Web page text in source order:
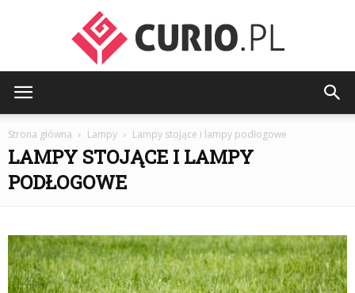
Strona główna Lampy Lampy stojące i lampy podłogowe
LAMPY STOJĄCE I LAMPY
PODŁOGOWE